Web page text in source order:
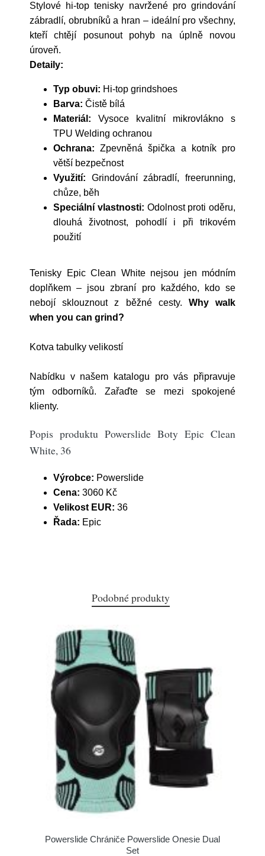
Stylové hi-top tenisky navržené pro grindování
zábradlí, obrubníků a hran – ideální pro všechny,
kteří chtějí posunout pohyb na úplně novou
úroveň.
Detaily:
Typ obuvi: Hi-top grindshoes
Barva: Čistě bílá
Materiál: Vysoce kvalitní mikrovlákno s
TPU Welding ochranou
Ochrana: Zpevněná špička a kotník pro
větší bezpečnost
Využití: Grindování zábradlí, freerunning,
chůze, běh
Speciální vlastnosti: Odolnost proti oděru,
dlouhá životnost, pohodlí i při trikovém
použití
Tenisky Epic Clean White nejsou jen módním
doplňkem – jsou zbraní pro každého, kdo se
nebojí sklouznout z běžné cesty. Why walk
when you can grind?
Kotva tabulky velikostí
Nabídku v našem katalogu pro vás připravuje
tým odborníků. Zařaďte se mezi spokojené
klienty.
Popis produktu Powerslide Boty Epic Clean
White, 36
Výrobce: Powerslide
Cena: 3060 Kč
Velikost EUR: 36
Řada: Epic
Podobné produkty
Powerslide Chrániče Powerslide Onesie Dual
Set